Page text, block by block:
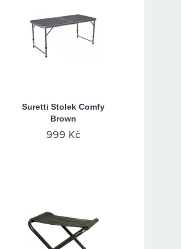
Suretti Stolek Comfy
Brown
999 Kč